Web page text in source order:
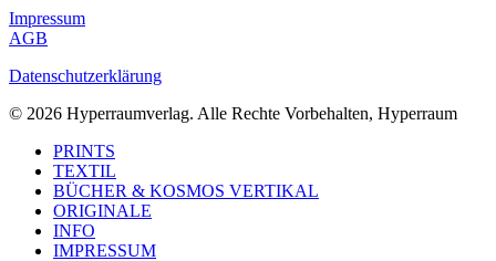
Impressum
AGB
Datenschutzerklärung
© 2026 Hyperraumverlag. Alle Rechte Vorbehalten, Hyperraum
Close
Menu
PRINTS
TEXTIL
BÜCHER & KOSMOS VERTIKAL
ORIGINALE
INFO
IMPRESSUM